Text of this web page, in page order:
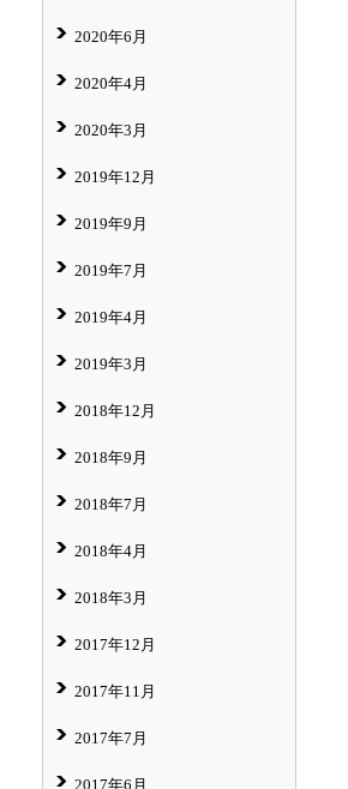
2020年6月
2020年4月
2020年3月
2019年12月
2019年9月
2019年7月
2019年4月
2019年3月
2018年12月
2018年9月
2018年7月
2018年4月
2018年3月
2017年12月
2017年11月
2017年7月
2017年6月